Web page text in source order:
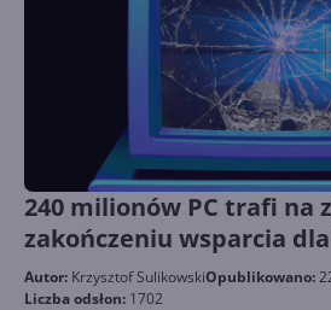
240 milionów PC trafi na
zakończeniu wsparcia
Autor: Krzysztof SulikowskiOpublikowano:
Liczba odsłon: 1702